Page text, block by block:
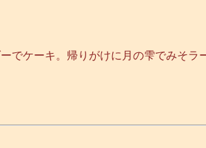
ケーキ。帰りがけに月の雫でみそラ